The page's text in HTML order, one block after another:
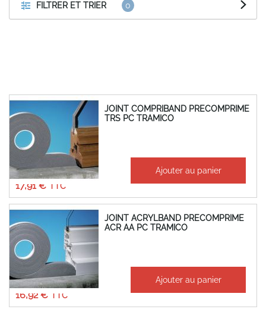
FILTRER ET TRIER
JOINT COMPRIBAND PRECOMPRIME
TRS PC TRAMICO
À partir de
17,91 €
14,92 € Ajouter au panier
JOINT ACRYLBAND PRECOMPRIME
ACR AA PC TRAMICO
À partir de
16,92 €
14,10 € Ajouter au panier